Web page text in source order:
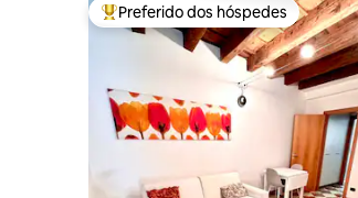
Entre os melhores preferidos dos
Preferido dos hóspedes